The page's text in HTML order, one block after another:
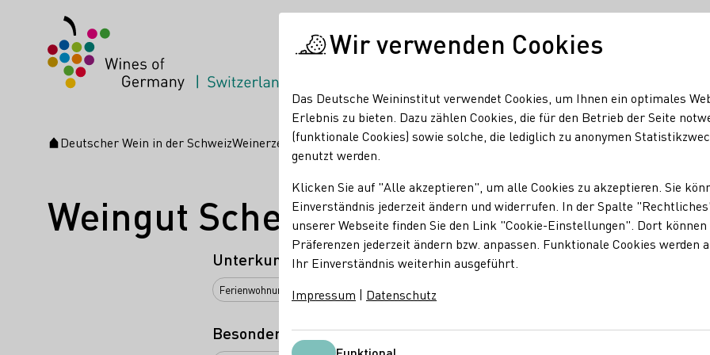
Deutscher
Startseite
Deutscher Wein in der SchweizWeinerzeugerWeingut Scheidgen
Weingut Scheidgen
Unterkunftsarten
Ferienwohnung
Besondere Angebote
Wir verwenden Cookies
Das Deutsche Weininstitut verwendet Cookies, um Ihnen ein optimales
Erlebnis zu bieten. Dazu zählen Cookies, die für den Betrieb der Seite
(funktionale Cookies) sowie solche, die lediglich zu anonymen
genutzt werden.
Klicken Sie auf "Alle akzeptieren", um alle Cookies zu akzeptieren. Sie
Einverständnis jederzeit ändern und widerrufen. In der Spalte
unserer Webseite finden Sie den Link "Cookie-Einstellungen". Dort können
Präferenzen jederzeit ändern bzw. anpassen. Funktionale Cookies werden
Ihr Einverständnis weiterhin ausgeführt.
Impressum | Datenschutz